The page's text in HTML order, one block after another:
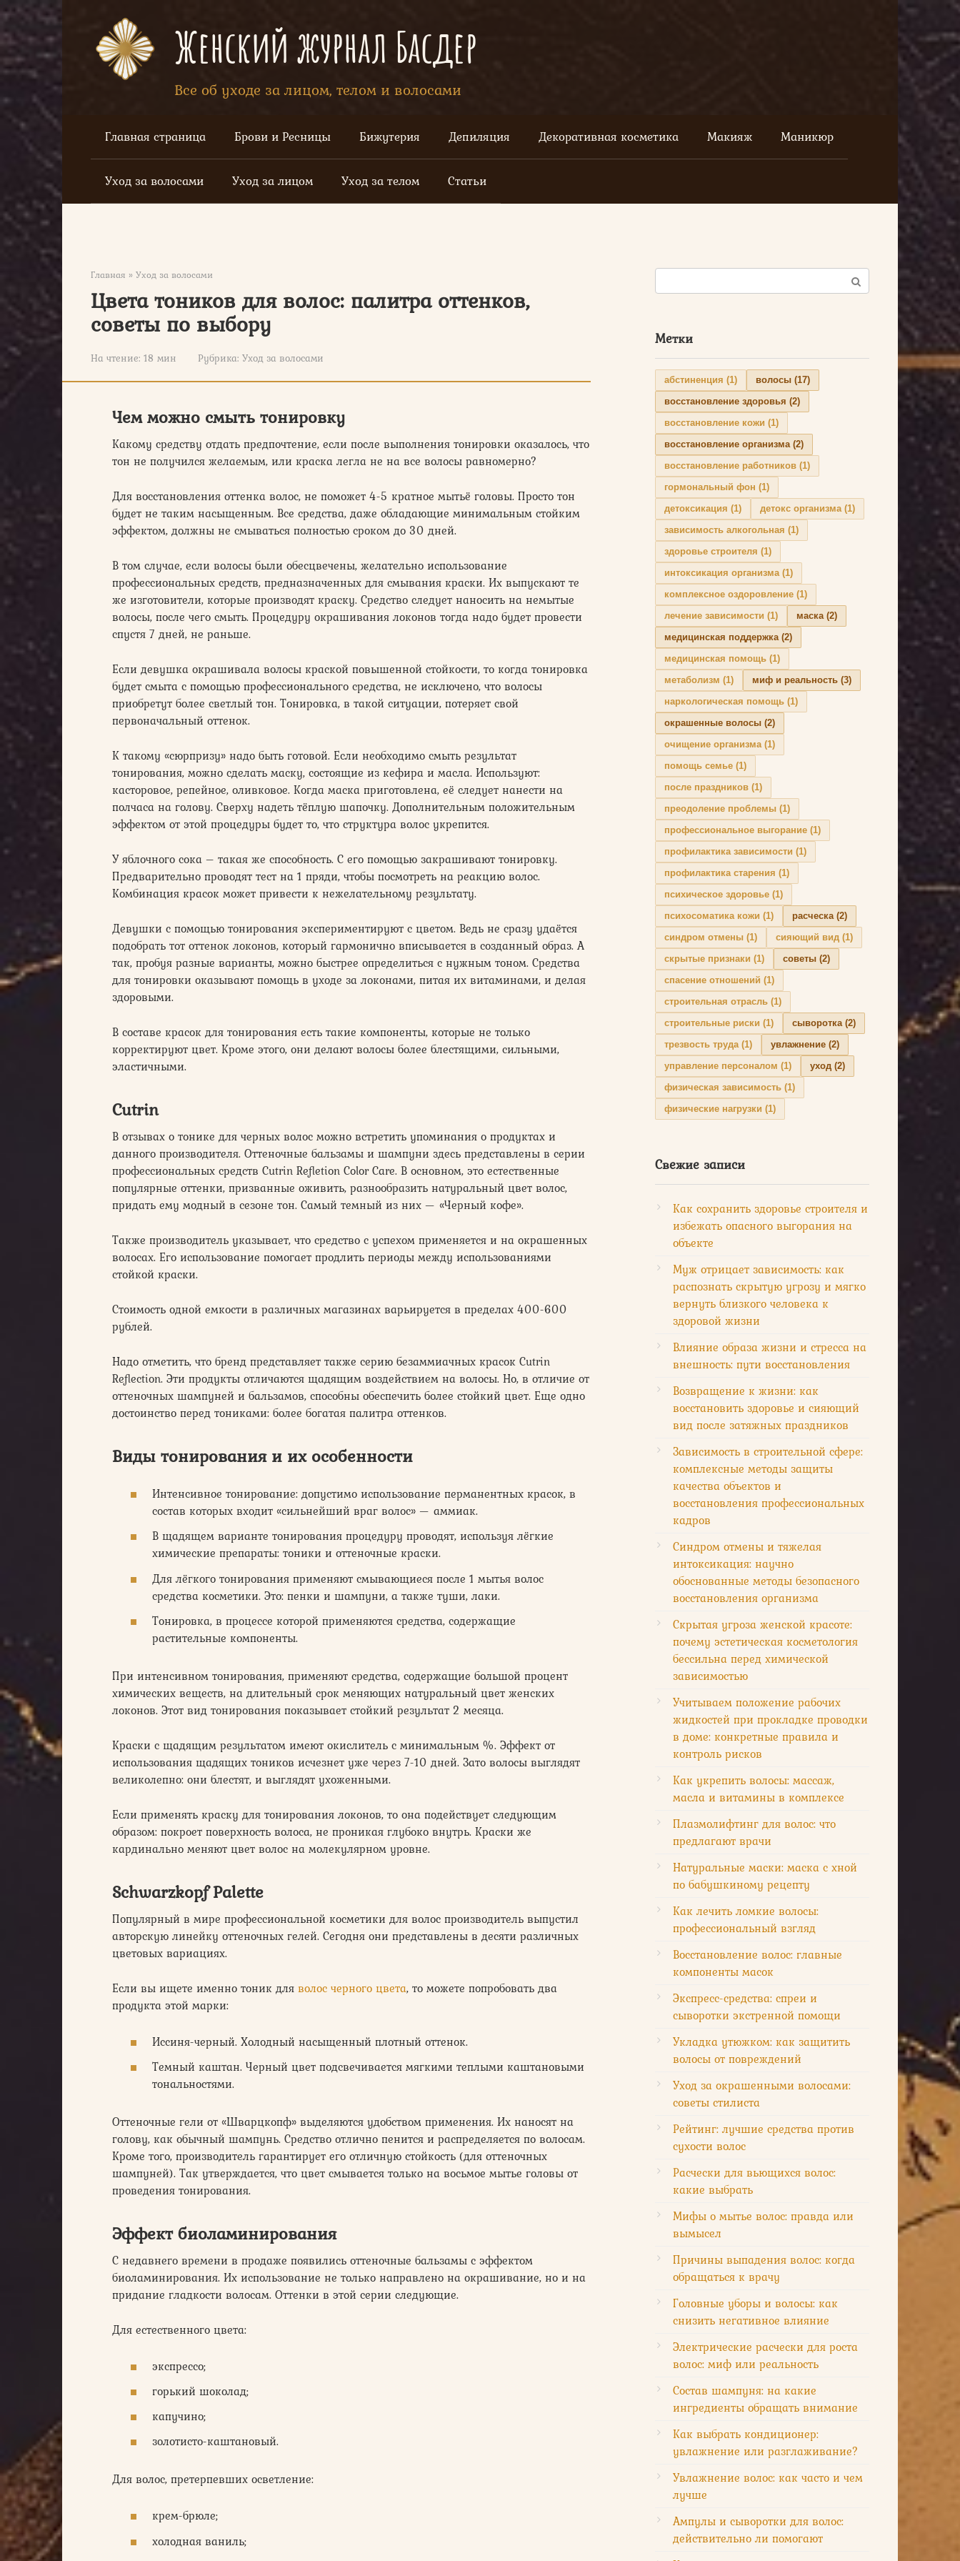
Перейти
к
контенту
Женский журнал Басдер
Все об уходе за лицом, телом и волосами
Главная страница Брови и Ресницы Бижутерия Депиляция Декоративная косметика Макияж Маникюр
Уход за волосами Уход за лицом Уход за телом Статьи
Главная » Уход за волосами
Цвета тоников для волос: палитра оттенков,
советы по выбору
На чтение: 18 мин Рубрика: Уход за волосами
Чем можно смыть тонировку
Какому средству отдать предпочтение, если после выполнения тонировки оказалось, что
тон не получился желаемым, или краска легла не на все волосы равномерно?
Для восстановления оттенка волос, не поможет 4-5 кратное мытьё головы. Просто тон
будет не таким насыщенным. Все средства, даже обладающие минимальным стойким
эффектом, должны не смываться полностью сроком до 30 дней.
В том случае, если волосы были обесцвечены, желательно использование
профессиональных средств, предназначенных для смывания краски. Их выпускают те
же изготовители, которые производят краску. Средство следует наносить на немытые
волосы, после чего смыть. Процедуру окрашивания локонов тогда надо будет провести
спустя 7 дней, не раньше.
Если девушка окрашивала волосы краской повышенной стойкости, то когда тонировка
будет смыта с помощью профессионального средства, не исключено, что волосы
приобретут более светлый тон. Тонировка, в такой ситуации, потеряет свой
первоначальный оттенок.
К такому «сюрпризу» надо быть готовой. Если необходимо смыть результат
тонирования, можно сделать маску, состоящие из кефира и масла. Используют:
касторовое, репейное, оливковое. Когда маска приготовлена, её следует нанести на
полчаса на голову. Сверху надеть тёплую шапочку. Дополнительным положительным
эффектом от этой процедуры будет то, что структура волос укрепится.
У яблочного сока – такая же способность. С его помощью закрашивают тонировку.
Предварительно проводят тест на 1 пряди, чтобы посмотреть на реакцию волос.
Комбинация красок может привести к нежелательному результату.
Девушки с помощью тонирования экспериментируют с цветом. Ведь не сразу удаётся
подобрать тот оттенок локонов, который гармонично вписывается в созданный образ. А
так, пробуя разные варианты, можно быстрее определиться с нужным тоном. Средства
для тонировки оказывают помощь в уходе за локонами, питая их витаминами, и делая
здоровыми.
В составе красок для тонирования есть такие компоненты, которые не только
корректируют цвет. Кроме этого, они делают волосы более блестящими, сильными,
эластичными.
Cutrin
В отзывах о тонике для черных волос можно встретить упоминания о продуктах и
данного производителя. Оттеночные бальзамы и шампуни здесь представлены в серии
профессиональных средств Cutrin Refletion Color Care. В основном, это естественные
популярные оттенки, призванные оживить, разнообразить натуральный цвет волос,
придать ему модный в сезоне тон. Самый темный из них — «Черный кофе».
Также производитель указывает, что средство с успехом применяется и на окрашенных
волосах. Его использование помогает продлить периоды между использованиями
стойкой краски.
Стоимость одной емкости в различных магазинах варьируется в пределах 400-600
рублей.
Надо отметить, что бренд представляет также серию безаммиачных красок Cutrin
Reflection. Эти продукты отличаются щадящим воздействием на волосы. Но, в отличие от
оттеночных шампуней и бальзамов, способны обеспечить более стойкий цвет. Еще одно
достоинство перед тониками: более богатая палитра оттенков.
Виды тонирования и их особенности
Интенсивное тонирование: допустимо использование перманентных красок, в
состав которых входит «сильнейший враг волос» — аммиак.
В щадящем варианте тонирования процедуру проводят, используя лёгкие
химические препараты: тоники и оттеночные краски.
Для лёгкого тонирования применяют смывающиеся после 1 мытья волос
средства косметики. Это: пенки и шампуни, а также туши, лаки.
Тонировка, в процессе которой применяются средства, содержащие
растительные компоненты.
При интенсивном тонирования, применяют средства, содержащие большой процент
химических веществ, на длительный срок меняющих натуральный цвет женских
локонов. Этот вид тонирования показывает стойкий результат 2 месяца.
Краски с щадящим результатом имеют окислитель с минимальным %. Эффект от
использования щадящих тоников исчезнет уже через 7-10 дней. Зато волосы выглядят
великолепно: они блестят, и выглядят ухоженными.
Если применять краску для тонирования локонов, то она подействует следующим
образом: покроет поверхность волоса, не проникая глубоко внутрь. Краски же
кардинально меняют цвет волос на молекулярном уровне.
Schwarzkopf Palette
Популярный в мире профессиональной косметики для волос производитель выпустил
авторскую линейку оттеночных гелей. Сегодня они представлены в десяти различных
цветовых вариациях.
Если вы ищете именно тоник для волос черного цвета, то можете попробовать два
продукта этой марки:
Иссиня-черный. Холодный насыщенный плотный оттенок.
Темный каштан. Черный цвет подсвечивается мягкими теплыми каштановыми
тональностями.
Оттеночные гели от «Шварцкопф» выделяются удобством применения. Их наносят на
голову, как обычный шампунь. Средство отлично пенится и распределяется по волосам.
Кроме того, производитель гарантирует его отличную стойкость (для оттеночных
шампуней). Так утверждается, что цвет смывается только на восьмое мытье головы от
проведения тонирования.
Эффект биоламинирования
С недавнего времени в продаже появились оттеночные бальзамы с эффектом
биоламинирования. Их использование не только направлено на окрашивание, но и на
придание гладкости волосам. Оттенки в этой серии следующие.
Для естественного цвета:
экспрессо;
горький шоколад;
капучино;
золотисто-каштановый.
Для волос, претерпевших осветление:
крем-брюле;
холодная ваниль;
Поиск:
Метки
абстиненция (1) волосы (17)
восстановление здоровья (2)
восстановление кожи (1)
восстановление организма(2)
восстановление работников (1)
гормональный фон (1)
детоксикация (1) детокс организма(1)
зависимость алкогольная (1)
здоровье строителя (1)
интоксикация организма(1)
комплексное оздоровление (1)
лечение зависимости (1) маска(2)
медицинская поддержка(2)
медицинская помощь (1)
метаболизм (1) миф и реальность (3)
наркологическая помощь (1)
окрашенные волосы (2)
очищение организма(1)
помощь семье (1)
после праздников (1)
преодоление проблемы (1)
профессиональное выгорание (1)
профилактика зависимости (1)
профилактика старения (1)
психическое здоровье (1)
психосоматика кожи (1) расческа(2)
синдром отмены (1) сияющий вид (1)
скрытые признаки (1) советы (2)
спасение отношений (1)
строительная отрасль (1)
строительные риски (1) сыворотка(2)
трезвость труда(1) увлажнение (2)
управление персоналом (1) уход (2)
физическая зависимость (1)
физические нагрузки (1)
Свежие записи
Как сохранить здоровье строителя и
избежать опасного выгорания на
объекте
Муж отрицает зависимость: как
распознать скрытую угрозу и мягко
вернуть близкого человека к
здоровой жизни
Влияние образа жизни и стресса на
внешность: пути восстановления
Возвращение к жизни: как
восстановить здоровье и сияющий
вид после затяжных праздников
Зависимость в строительной сфере:
комплексные методы защиты
качества объектов и
восстановления профессиональных
кадров
Синдром отмены и тяжелая
интоксикация: научно
обоснованные методы безопасного
восстановления организма
Скрытая угроза женской красоте:
почему эстетическая косметология
бессильна перед химической
зависимостью
Учитываем положение рабочих
жидкостей при прокладке проводки
в доме: конкретные правила и
контроль рисков
Как укрепить волосы: массаж,
масла и витамины в комплексе
Плазмолифтинг для волос: что
предлагают врачи
Натуральные маски: маска с хной
по бабушкиному рецепту
Как лечить ломкие волосы:
профессиональный взгляд
Восстановление волос: главные
компоненты масок
Экспресс-средства: спреи и
сыворотки экстренной помощи
Укладка утюжком: как защитить
волосы от повреждений
Уход за окрашенными волосами:
советы стилиста
Рейтинг: лучшие средства против
сухости волос
Расчески для вьющихся волос:
какие выбрать
Мифы о мытье волос: правда или
вымысел
Причины выпадения волос: когда
обращаться к врачу
Головные уборы и волосы: как
снизить негативное влияние
Электрические расчески для роста
волос: миф или реальность
Состав шампуня: на какие
ингредиенты обращать внимание
Как выбрать кондиционер:
увлажнение или разглаживание?
Увлажнение волос: как часто и чем
лучше
Ампулы и сыворотки для волос:
действительно ли помогают